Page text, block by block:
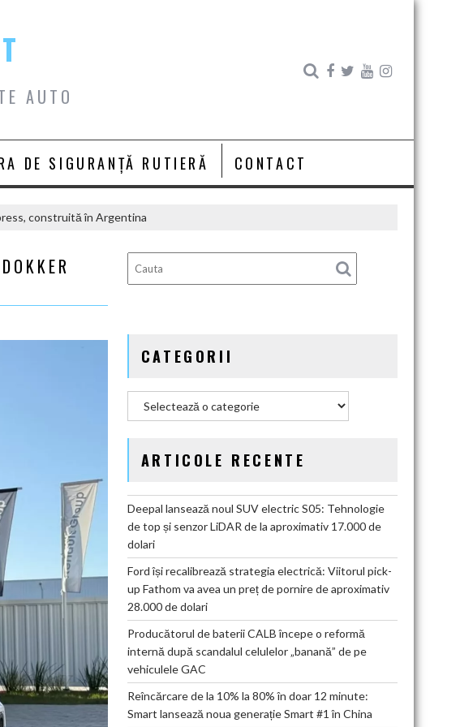
AUTO
DE SIGURANȚĂ RUTIERĂ CONTACT
construită în Argentina
CATEGORII
ARTICOLE RECENTE
Deepal lansează noul SUV electric S05: Tehnologie
de top și senzor LiDAR de la aproximativ 17.000 de
dolari
Ford își recalibrează strategia electrică: Viitorul pick-
up Fathom va avea un preț de pornire de aproximativ
28.000 de dolari
Producătorul de baterii CALB începe o reformă
internă după scandalul celulelor „banană” de pe
vehiculele GAC
Reîncărcare de la 10% la 80% în doar 12 minute:
Smart lansează noua generație Smart #1 în China